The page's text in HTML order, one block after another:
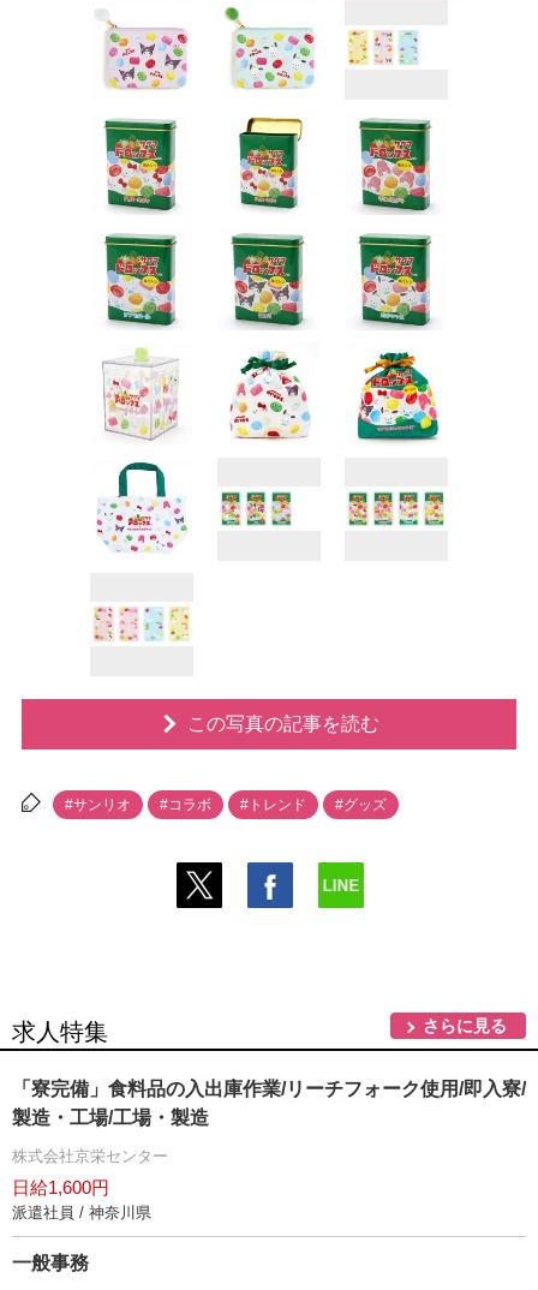
この写真の記事を読む
#サンリオ #コラボ #トレンド #グッズ
求人特集 さらに見る
「寮完備」食料品の入出庫作業/リーチフォーク使用/即入寮/
製造・工場/工場・製造
株式会社京栄センター
日給1,600円
派遣社員 / 神奈川県
一般事務